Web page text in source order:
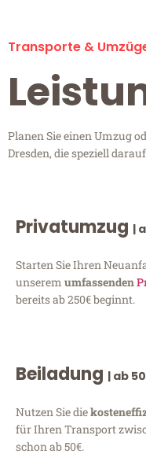
Transporte &
Planen Sie einen Umzug
Dresden, die speziell
Privatumzug |
Starten Sie Ihren
unserem umfassenden
bereits ab 250€ beginnt.
Beiladung | ab
Nutzen Sie die
für Ihren Transport
schon ab 50€.